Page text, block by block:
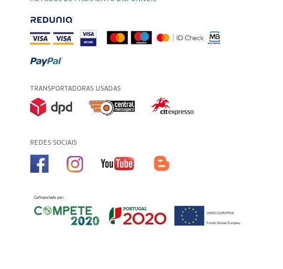
TRANSPORTADORAS USADAS
REDES SOCIAIS